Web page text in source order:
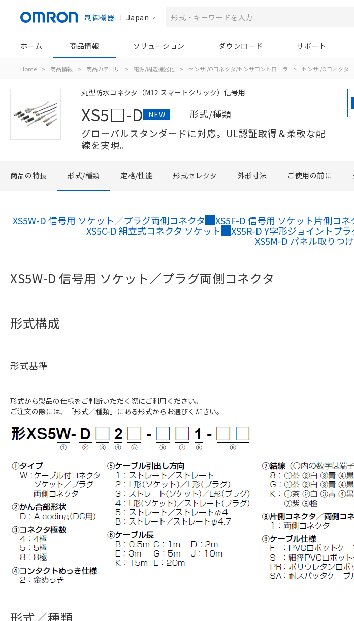
制御機器 Japan
ホーム 商品情報 ソリューション ダウンロード サポート
Home > 商品情報 > 商品カテゴリ > 電源/周辺機器他 > センサI/Oコネクタ/センサコントローラ > センサI/Oコネクタ
丸型防水コネクタ（M12 スマートクリック）信号用
XS5□-D NEW
形式/種類
グローバルスタンダードに対応。UL認証取得＆柔軟な配
線を実現。
商品の特長 形式/種類 定格/性能 形式セレクタ 外形寸法 ご使用の前に
XS5W-D 信号用 ソケット／プラグ両側コネクタ XS5F-D 信号用 ソケット片側コネ
XS5C-D 組立式コネクタ ソケット XS5R-D Y字形ジョイントプ
XS5M-D パネル取りつ
XS5W-D 信号用 ソケット／プラグ両側コネクタ
形式構成
形式基準
形式から製品の仕様をご判断いただく際にご利用ください。
ご注文の際には、「形式／種類」にある形式からお選びください。